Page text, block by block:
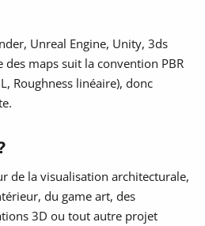
Unreal Engine, Unity, 3ds
des maps suit la convention PBR
Roughness linéaire), donc
de la visualisation architecturale,
du game art, des
3D ou tout autre projet